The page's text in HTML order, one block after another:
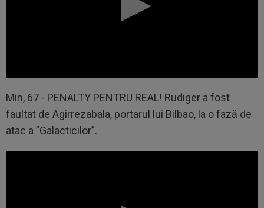
Min, 67 - PENALTY PENTRU REAL! Rudiger a fost
faultat de Agirrezabala, portarul lui Bilbao, la o fază de
atac a ”Galacticilor”.